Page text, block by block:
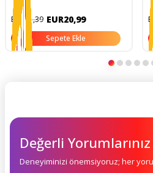
EUR51,39 EUR20,99
Sepete Ekle
Değerli Yorumlarınız
Deneyiminizi önemsiyoruz; her